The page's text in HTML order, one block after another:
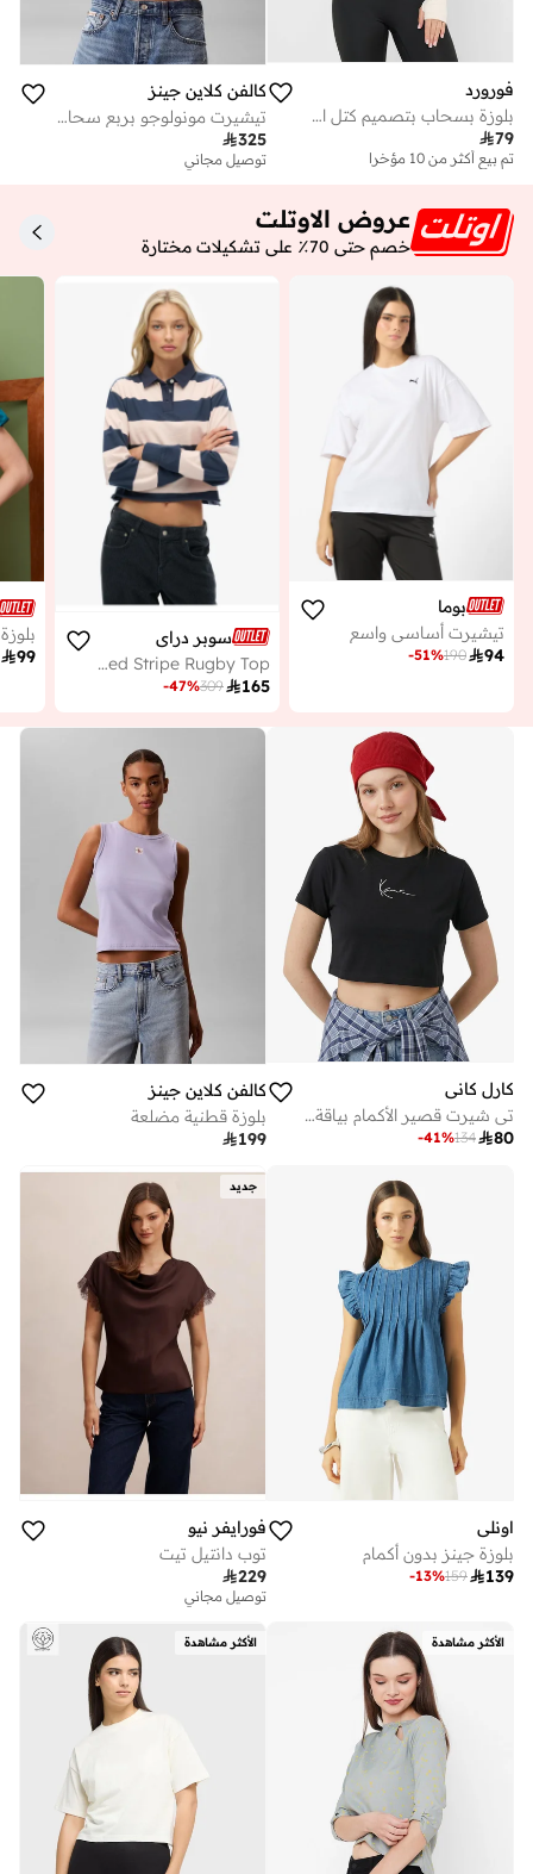
فورورد
بلوزة بسحاب بتصميم كتل الألوان
79
تم بيع أكثر من 10 مؤخرا
كالفن كلاين جينز
تيشيرت مونولوجو بربع سحاب
325
توصيل مجاني
عروض الاوتلت
خصم حتى 70٪ على تشكيلات مختارة
بوما
تيشيرت أساسي واسع
94
190
-51%
سوبر دراي
Athletic Essentials Cropped Stripe Rugby Top
165
309
-47%
99
كارل كاني
تي شيرت قصير الأكمام بياقة دائرية بتوقيع صغير
80
134
-41%
كالفن كلاين جينز
بلوزة قطنية مضلعة
199
اونلي
بلوزة جينز بدون أكمام
139
159
-13%
جديد
فورايفر نيو
توب دانتيل تيت
229
توصيل مجاني
الأكثر مشاهدة الأكثر مشاهدة